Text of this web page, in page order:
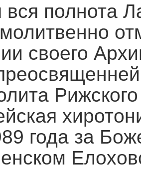
полнота
своего
года за